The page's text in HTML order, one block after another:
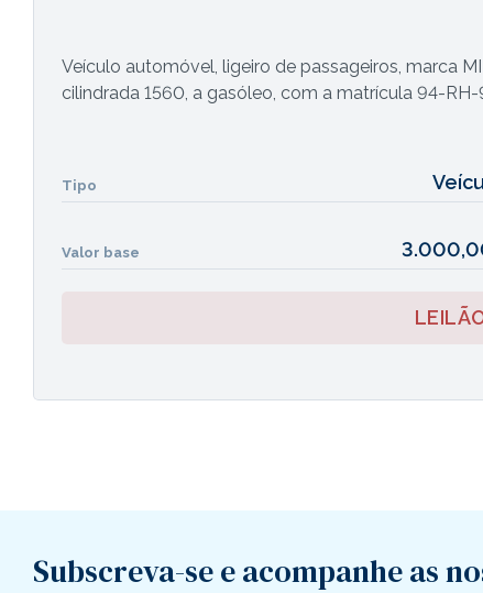
Veículo automóvel, ligeiro de passageiros, marca
cilindrada 1560, a gasóleo, com a matrícula 94-RH-
Tipo
Valor base
Subscreva-se e acompanhe as